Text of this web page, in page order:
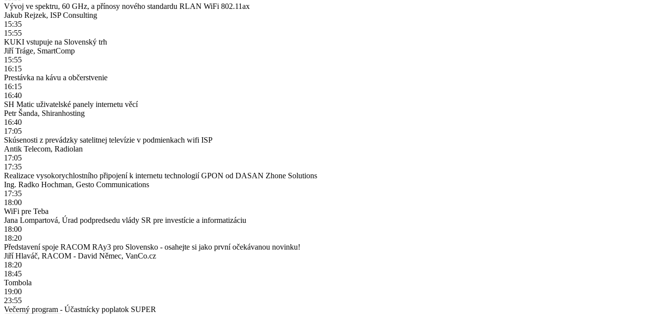
Vývoj ve spektru, 60 GHz, a přínosy nového standardu RLAN WiFi 802.11ax
Jakub Rejzek, ISP Consulting
15:35
15:55
KUKI vstupuje na Slovenský trh
Jiří Tráge, SmartComp
15:55
16:15
Prestávka na kávu a občerstvenie
16:15
16:40
SH Matic uživatelské panely internetu věcí
Petr Šanda, Shiranhosting
16:40
17:05
Skúsenosti z prevádzky satelitnej televízie v podmienkach wifi ISP
Antik Telecom, Radiolan
17:05
17:35
Realizace vysokorychlostního připojení k internetu technologií GPON od DASAN Zhone Solutions
Ing. Radko Hochman, Gesto Communications
17:35
18:00
WiFi pre Teba
Jana Lompartová, Úrad podpredsedu vlády SR pre investície a informatizáciu
18:00
18:20
Představení spoje RACOM RAy3 pro Slovensko - osahejte si jako první očekávanou novinku!
Jiří Hlaváč, RACOM - David Němec, VanCo.cz
18:20
18:45
Tombola
19:00
23:55
Večerný program - Účastnícky poplatok SUPER